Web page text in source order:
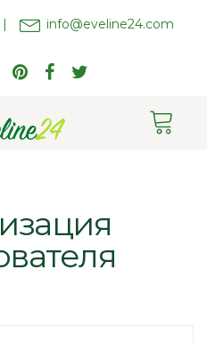
| info@eveline24.com